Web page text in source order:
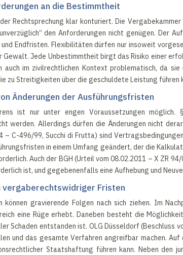
an die Bestimmtheit
Rechtsprechung klar konturiert. Die Vergabekammer
den Anforderungen nicht genügen. Der
Endfristen. Flexibilitäten dürfen nur insoweit
Jede Unbestimmtheit birgt das Risiko einer
im zivilrechtlichen Kontext problematisch, da
zu Streitigkeiten über die geschuldete Leistung führen
Änderungen der Ausführungsfristen
ist nur unter engen Voraussetzungen
werden. Allerdings dürfen die Änderungen nicht
– C-496/99, Succhi di Frutta) sind
in einem Umfang geändert, der die
Auch der BGH (Urteil vom 08.02.2011 – X ZR
ist, und gegebenenfalls eine Aufhebung und
vergaberechtswidriger Fristen
gravierende Folgen nach sich ziehen. Im
eine Rüge erhebt. Daneben besteht die
Schaden entstanden ist. OLG Düsseldorf (Beschluss
und das gesamte Verfahren angreifbar machen.
Staatshaftung führen kann. Neben den